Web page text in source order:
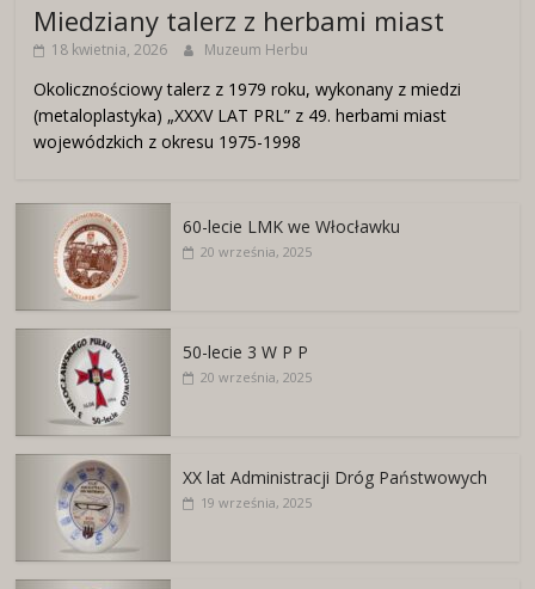
Miedziany talerz z herbami miast
18 kwietnia, 2026 Muzeum Herbu
Okolicznościowy talerz z 1979 roku, wykonany z miedzi
(metaloplastyka) „XXXV LAT PRL” z 49. herbami miast
wojewódzkich z okresu 1975-1998
60-lecie LMK we Włocławku
20 września, 2025
50-lecie 3 W P P
20 września, 2025
XX lat Administracji Dróg Państwowych
19 września, 2025